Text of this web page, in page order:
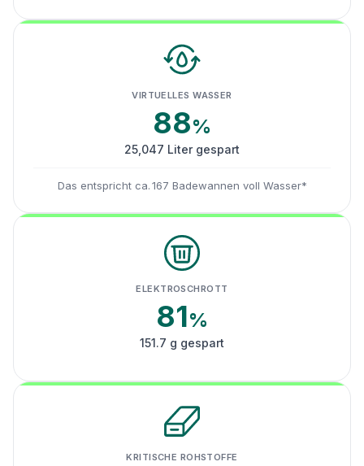
VIRTUELLES WASSER
88%
25,047 Liter gespart
Das entspricht ca. 167 Badewannen voll Wasser*
ELEKTROSCHROTT
81%
151.7 g gespart
KRITISCHE ROHSTOFFE